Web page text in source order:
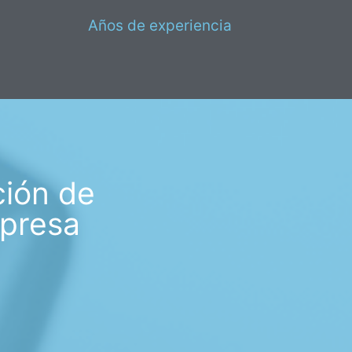
Años de experiencia
de